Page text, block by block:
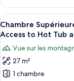
avec
lits
jumeaux
(with
Access
to
Hot
le
type
de
chambre
Standard
Double
ou
avec
Afficher
toutes
photos
pour
ce
17
Chambre
Access to Hot Tub
Vue sur les
27 m²
1 chambre